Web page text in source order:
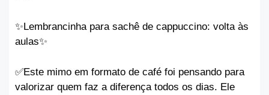
✨️Lembrancinha para sachê de cappuccino: volta às
aulas✨️
✅️Este mimo em formato de café foi pensando para
valorizar quem faz a diferença todos os dias. Ele